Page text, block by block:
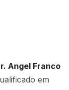
Angel Franco
em